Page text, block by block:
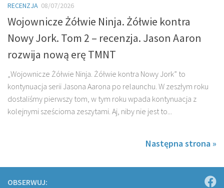
RECENZJA 08/07/2026
Wojownicze Żółwie Ninja. Żółwie kontra
Nowy Jork. Tom 2 – recenzja. Jason Aaron
rozwija nową erę TMNT
„Wojownicze Żółwie Ninja. Żółwie kontra Nowy Jork” to
kontynuacja serii Jasona Aarona po relaunchu. W zeszłym roku
dostaliśmy pierwszy tom, w tym roku wpada kontynuacja z
kolejnymi sześcioma zeszytami. Aj, niby nie jest to...
Następna strona »
OBSERWUJ: